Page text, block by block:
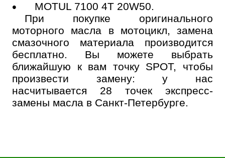
MOTUL 7100 4T 20W50.
При покупке оригинального
моторного масла в мотоцикл, замена
смазочного материала производится
бесплатно. Вы можете выбрать
ближайшую к вам точку SPOT, чтобы
произвести замену: у нас
насчитывается 28 точек экспресс-
замены масла в Санкт-Петербурге.